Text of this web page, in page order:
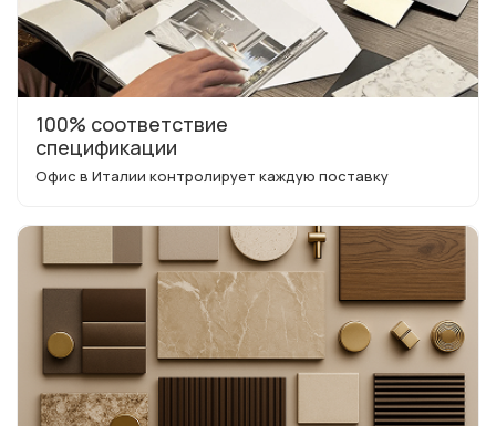
100% соответствие
спецификации
Офис в Италии контролирует каждую поставку